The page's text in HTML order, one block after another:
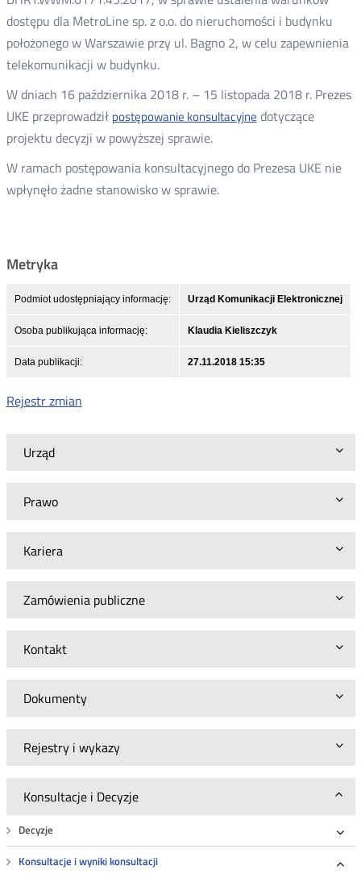
Urząd
Prawo
Kariera
Zamówienia publiczne
Kontakt
Dokumenty
Rejestry i wykazy
Konsultacje i Decyzje
Decyzje
Konsultacje i wyniki konsultacji
dostępu dla MetroLine sp. z o.o. do nieruchomości i budynku
położonego w Warszawie przy ul. Bagno 2, w celu zapewnienia
telekomunikacji w budynku.
W dniach 16 października 2018 r. – 15 listopada 2018 r. Prezes
UKE przeprowadził postępowanie konsultacyjneOtwórz
nowym
dotyczące
projektu decyzji w powyższej sprawie.
W ramach postępowania konsultacyjnego do Prezesa UKE nie
wpłynęło żadne stanowisko w sprawie.
Metryka
Podmiot udostępniający informację: Urząd Komunikacji Elektronicznej
Osoba publikująca informację: Klaudia Kieliszczyk
Data publikacji: 27.11.2018 15:35
Rejestr zmian